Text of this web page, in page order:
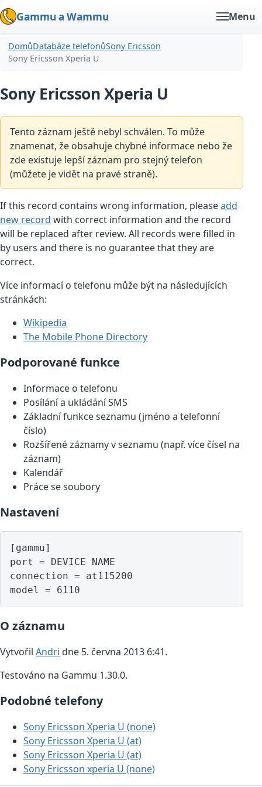
Gammu a Wammu Menu
DomůDatabáze telefonůSony Ericsson
Sony Ericsson Xperia U
Sony Ericsson Xperia U
Tento záznam ještě nebyl schválen. To může
znamenat, že obsahuje chybné informace nebo že
zde existuje lepší záznam pro stejný telefon
(můžete je vidět na pravé straně).
If this record contains wrong information, pleaseadd
new record with correct information and the record
will be replaced after review. All records were filled in
by users and there is no guarantee that they are
correct.
Více informací o telefonu může být na následujících
stránkách:
Wikipedia
The Mobile Phone Directory
Podporované funkce
Informace o telefonu
Posílání a ukládání SMS
Základní funkce seznamu (jméno a telefonní
číslo)
Rozšířené záznamy v seznamu (např. více čísel na
záznam)
Kalendář
Práce se soubory
Nastavení
[gammu]
port = DEVICE NAME
connection = at115200
model = 6110
O záznamu
Vytvořil Andri dne 5. června 2013 6:41.
Testováno na Gammu 1.30.0.
Podobné telefony
Sony Ericsson Xperia U (none)
Sony Ericsson Xperia U (at)
Sony Ericsson Xperia U (at)
Sony Ericsson xperia U (none)